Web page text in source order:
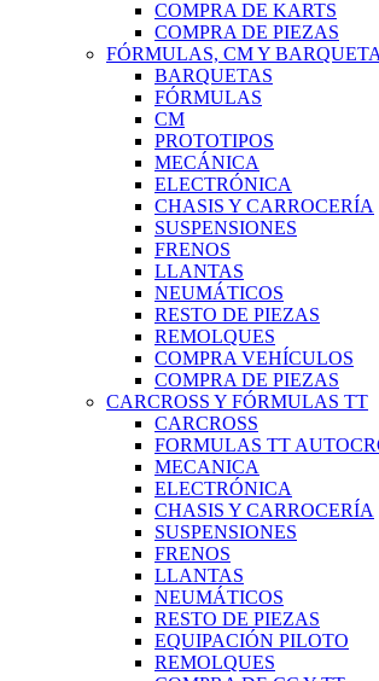
COMPRA DE KARTS
COMPRA DE PIEZAS
FÓRMULAS, CM Y
BARQUETAS
FÓRMULAS
CM
PROTOTIPOS
MECÁNICA
ELECTRÓNICA
CHASIS Y CARROCERÍA
SUSPENSIONES
FRENOS
LLANTAS
NEUMÁTICOS
RESTO DE PIEZAS
REMOLQUES
COMPRA VEHÍCULOS
COMPRA DE PIEZAS
CARCROSS Y FÓRMULAS TT
CARCROSS
FORMULAS TT
MECANICA
ELECTRÓNICA
CHASIS Y CARROCERÍA
SUSPENSIONES
FRENOS
LLANTAS
NEUMÁTICOS
RESTO DE PIEZAS
EQUIPACIÓN PILOTO
REMOLQUES